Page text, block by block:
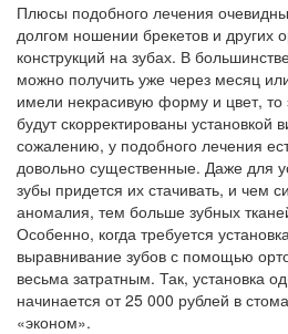
Плюсы подобного лечения
долгом ношении брекетов и других
конструкций на зубах. В
можно получить уже через месяц
имели некрасивую форму и цвет, то
будут скорректированы установкой
сожалению, у подобного лечения
довольно существенные. Даже для
зубы придется их стачивать, и чем
аномалия, тем больше зубных
Особенно, когда требуется
выравнивание зубов с помощью
весьма затратным. Так, установка
начинается от 25 000 рублей в
«эконом».